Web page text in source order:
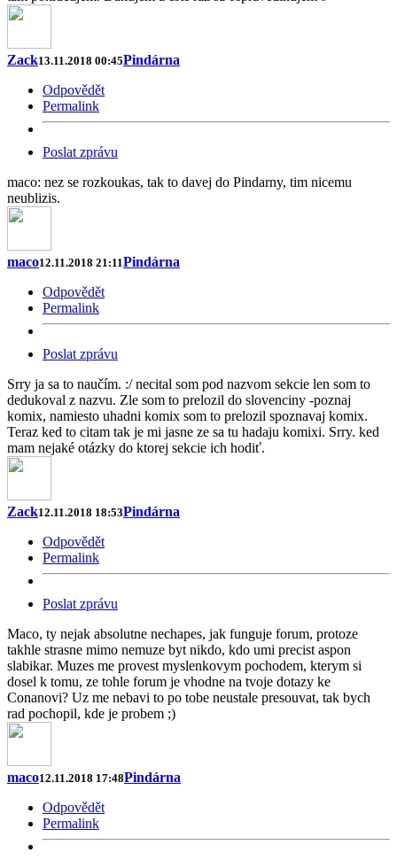
Zack13.11.2018 00:45Pindárna
Odpovědět
Permalink
Poslat zprávu
maco: nez se rozkoukas, tak to davej do Pindarny, tim nicemu
neublizis.
maco12.11.2018 21:11Pindárna
Odpovědět
Permalink
Poslat zprávu
Srry ja sa to naučím. :/ necital som pod nazvom sekcie len som to
dedukoval z nazvu. Zle som to prelozil do slovenciny -poznaj
komix, namiesto uhadni komix som to prelozil spoznavaj komix.
Teraz ked to citam tak je mi jasne ze sa tu hadaju komixi. Srry. ked
mam nejaké otázky do ktorej sekcie ich hodiť.
Zack12.11.2018 18:53Pindárna
Odpovědět
Permalink
Poslat zprávu
Maco, ty nejak absolutne nechapes, jak funguje forum, protoze
takhle strasne mimo nemuze byt nikdo, kdo umi precist aspon
slabikar. Muzes me provest myslenkovym pochodem, kterym si
dosel k tomu, ze tohle forum je vhodne na tvoje dotazy ke
Conanovi? Uz me nebavi to po tobe neustale presouvat, tak bych
rad pochopil, kde je probem ;)
maco12.11.2018 17:48Pindárna
Odpovědět
Permalink